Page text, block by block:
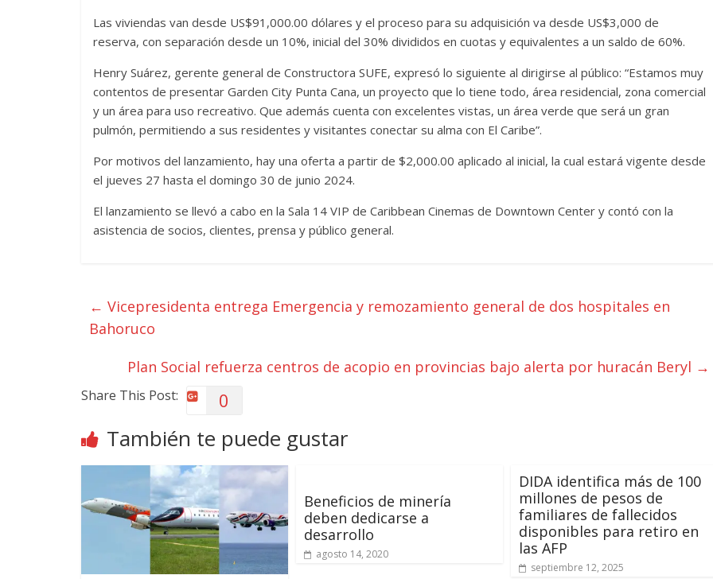
Las viviendas van desde US$91,000.00 dólares y el proceso para su adquisición va desde US$3,000 de
reserva, con separación desde un 10%, inicial del 30% divididos en cuotas y equivalentes a un saldo de 60%.
Henry Suárez, gerente general de Constructora SUFE, expresó lo siguiente al dirigirse al público: “Estamos muy
contentos de presentar Garden City Punta Cana, un proyecto que lo tiene todo, área residencial, zona comercial
y un área para uso recreativo. Que además cuenta con excelentes vistas, un área verde que será un gran
pulmón, permitiendo a sus residentes y visitantes conectar su alma con El Caribe”.
Por motivos del lanzamiento, hay una oferta a partir de $2,000.00 aplicado al inicial, la cual estará vigente desde
el jueves 27 hasta el domingo 30 de junio 2024.
El lanzamiento se llevó a cabo en la Sala 14 VIP de Caribbean Cinemas de Downtown Center y contó con la
asistencia de socios, clientes, prensa y público general.
← Vicepresidenta entrega Emergencia y remozamiento general de dos hospitales en
Bahoruco
Plan Social refuerza centros de acopio en provincias bajo alerta por huracán Beryl →
Share This Post: 0
También te puede gustar
Beneficios de minería
deben dedicarse a
desarrollo
agosto 14, 2020
DIDA identifica más de 100
millones de pesos de
familiares de fallecidos
disponibles para retiro en
las AFP
septiembre 12, 2025